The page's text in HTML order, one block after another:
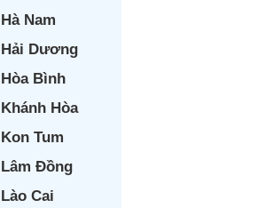
Hà Nam
Hải Dương
Hòa Bình
Khánh Hòa
Kon Tum
Lâm Đồng
Lào Cai